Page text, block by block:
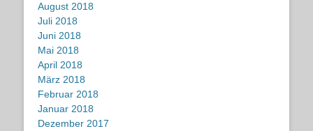
August 2018
Juli 2018
Juni 2018
Mai 2018
April 2018
März 2018
Februar 2018
Januar 2018
Dezember 2017